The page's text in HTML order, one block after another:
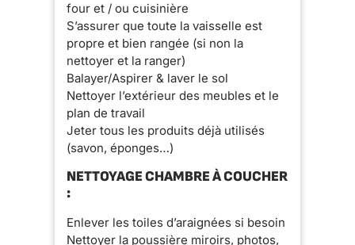
four et / ou cuisinière
S’assurer que toute la vaisselle est
propre et bien rangée (si non la
nettoyer et la ranger)
Balayer/Aspirer & laver le sol
Nettoyer l’extérieur des meubles et le
plan de travail
Jeter tous les produits déjà utilisés
(savon, éponges…)
NETTOYAGE CHAMBRE À COUCHER
:
Enlever les toiles d’araignées si besoin
Nettoyer la poussière miroirs, photos,